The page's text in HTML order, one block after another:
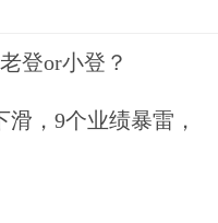
登or小登？
，9个业绩暴雷，